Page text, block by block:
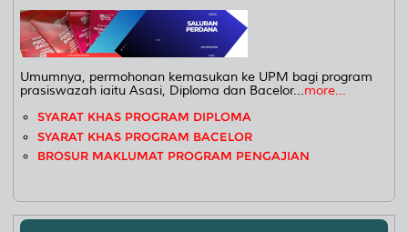
Umumnya, permohonan kemasukan ke UPM bagi program
prasiswazah iaitu Asasi, Diploma dan Bacelor...more...
SYARAT KHAS PROGRAM DIPLOMA
SYARAT KHAS PROGRAM BACELOR
BROSUR MAKLUMAT PROGRAM PENGAJIAN